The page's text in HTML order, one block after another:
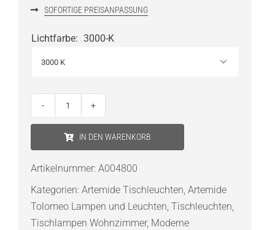
SOFORTIGE PREISANPASSUNG
Lichtfarbe: 3000-K

Menge
IN DEN WARENKORB
Artikelnummer: A004800
Kategorien: Artemide Tischleuchten, Artemide
Tolomeo Lampen und Leuchten, Tischleuchten,
Tischlampen Wohnzimmer, Moderne